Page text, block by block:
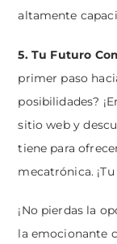
altamente
5. Tu Futuro
primer paso
posibilidades?
sitio web y
tiene para
mecatrónica.
¡No pierdas la
la emocionante